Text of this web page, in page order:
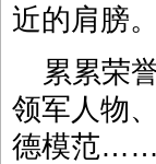
近的肩膀。
累累荣
领军人物
德模范……